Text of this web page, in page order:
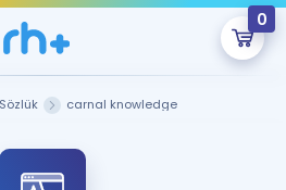
0
Şu An Boş.
Sözlük carnal knowledge